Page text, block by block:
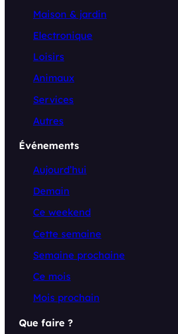
Maison & jardin
Electronique
Loisirs
Animaux
Services
Autres
Événements
Aujourd’hui
Demain
Ce weekend
Cette semaine
Semaine prochaine
Ce mois
Mois prochain
Que faire ?